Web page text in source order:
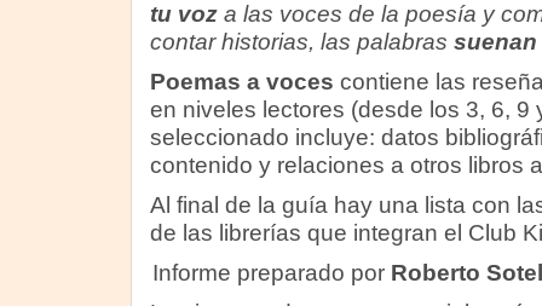
tu voza las voces de la poesía y
contar historias, las palabras suenan
Poemas a voces contiene las
en niveles lectores (desde los 3, 6, 9
seleccionado incluye: datos
contenido y relaciones a otros libros
Al final de la guía hay una lista con
de las librerías que integran el Club
Informe preparado por Roberto